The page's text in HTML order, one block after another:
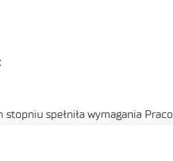
stopniu spełniła wymagania